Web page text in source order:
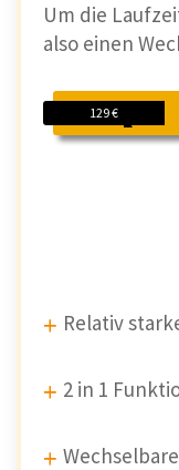
Um die
also einen
129 €
Relativ
2 in 1